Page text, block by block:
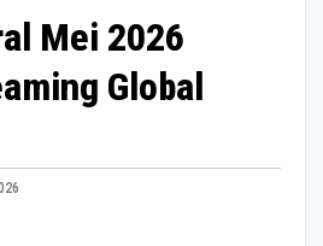
Mei 2026
Global